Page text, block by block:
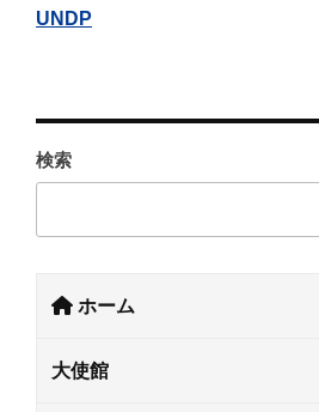
検索
ホーム
大使館
UNDP